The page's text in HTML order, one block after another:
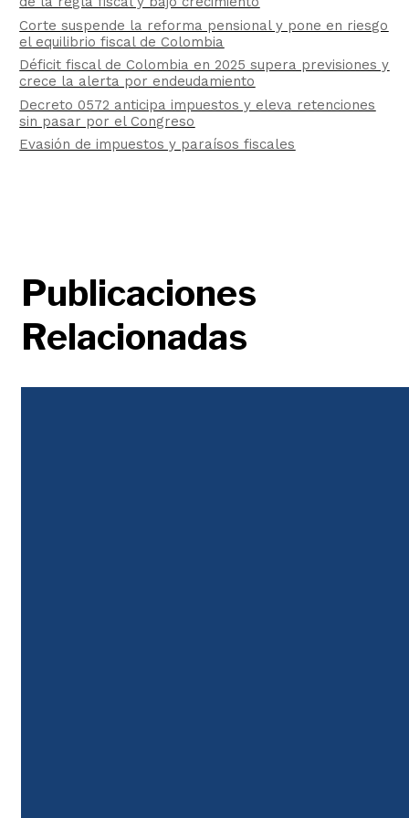
Corte suspende la reforma pensional y pone en riesgo
el equilibrio fiscal de Colombia
Déficit fiscal de Colombia en 2025 supera previsiones y
crece la alerta por endeudamiento
Decreto 0572 anticipa impuestos y eleva retenciones
sin pasar por el Congreso
Evasión de impuestos y paraísos fiscales
Publicaciones
Relacionadas